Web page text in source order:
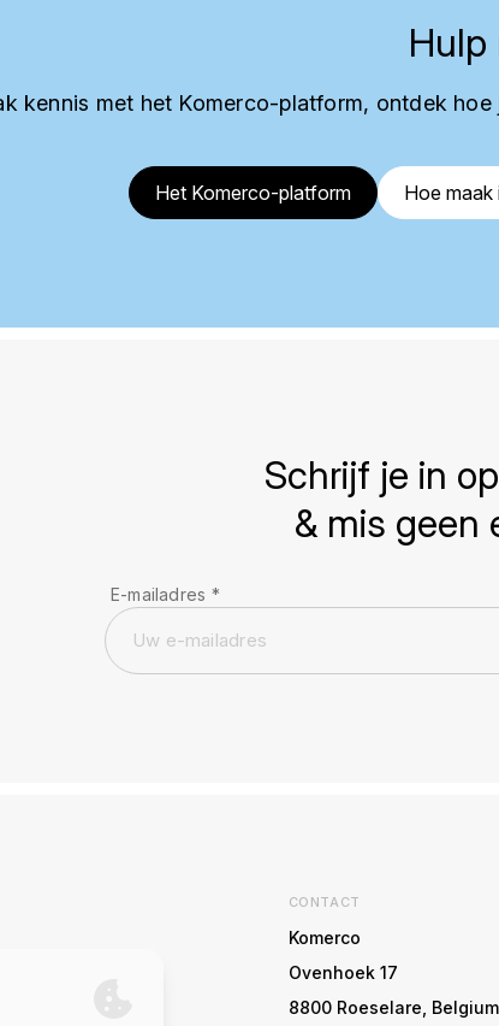
Hulp
kennis met het Komerco-platform, ontdek
Het Komerco-platform Hoe maak
Schrijf je in
& mis geen
E-mailadres *
CONTACT
Komerco
Ovenhoek 17
8800 Roeselare, Belgium